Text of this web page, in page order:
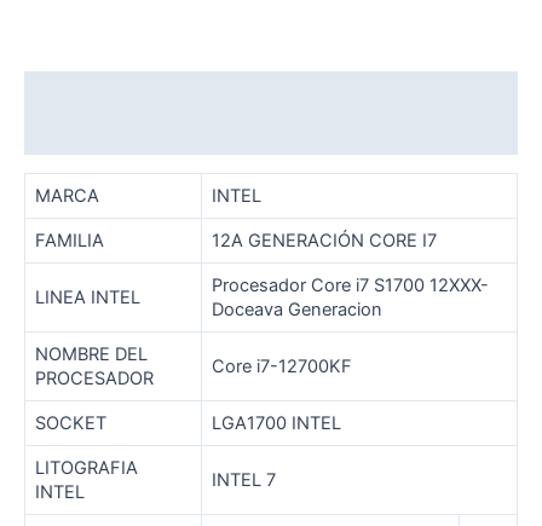
MARCA INTEL
FAMILIA 12A GENERACIÓN CORE I7
LINEA INTEL
Procesador Core i7 S1700 12XXX-
Doceava Generacion
NOMBRE DEL
PROCESADOR
Core i7-12700KF
SOCKET LGA1700 INTEL
LITOGRAFIA
INTEL
INTEL 7